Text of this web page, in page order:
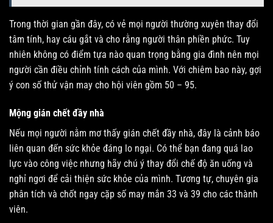
Trong thời gian gần đây, có vẻ mọi người thường xuyên thay đổi
tâm tính, hay cáu gắt và cho rằng người thân phiền phức. Tuy
nhiên không có điểm tựa nào quan trọng bằng gia đình nên mọi
người cần điều chỉnh tính cách của mình. Với chiêm bao này, gợi
ý con số thử vận may cho hội viên gồm 50 – 95.
Mộng gián chết đầy nhà
Nếu mọi người nằm mơ thấy gián chết đầy nhà, đây là cảnh báo
liên quan đến sức khỏe đáng lo ngại. Có thể bạn đang quá lao
lực vào công việc nhưng hãy chú ý thay đổi chế độ ăn uống và
nghỉ ngơi để cải thiện sức khỏe của mình. Tương tự, chuyên gia
phân tích và chốt ngay cặp số may mắn 33 và 39 cho các thành
viên.